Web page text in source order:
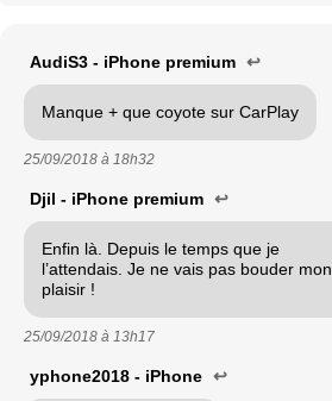
AudiS3 - iPhone premium ↩
Manque + que coyote sur CarPlay
25/09/2018 à 18h32
Djil - iPhone premium ↩
Enfin là. Depuis le temps que je
l’attendais. Je ne vais pas bouder mon
plaisir !
25/09/2018 à 13h17
yphone2018 - iPhone ↩